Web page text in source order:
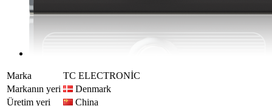
Marka
TC ELECTRONİC
Markanın yeri
Denmark
Üretim yeri
China